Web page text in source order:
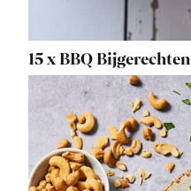
15 x BBQ Bijgerechten